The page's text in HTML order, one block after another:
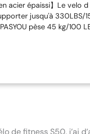
acier épaissi】Le
jusqu'à 330LBS/
pèse 45 kg/100
conduite plus sûre. 【
LBS/15 kg et un
individuel entièrement